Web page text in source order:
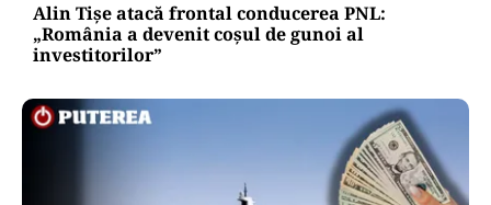
Alin Tișe atacă frontal conducerea PNL:
„România a devenit coșul de gunoi al
investitorilor”